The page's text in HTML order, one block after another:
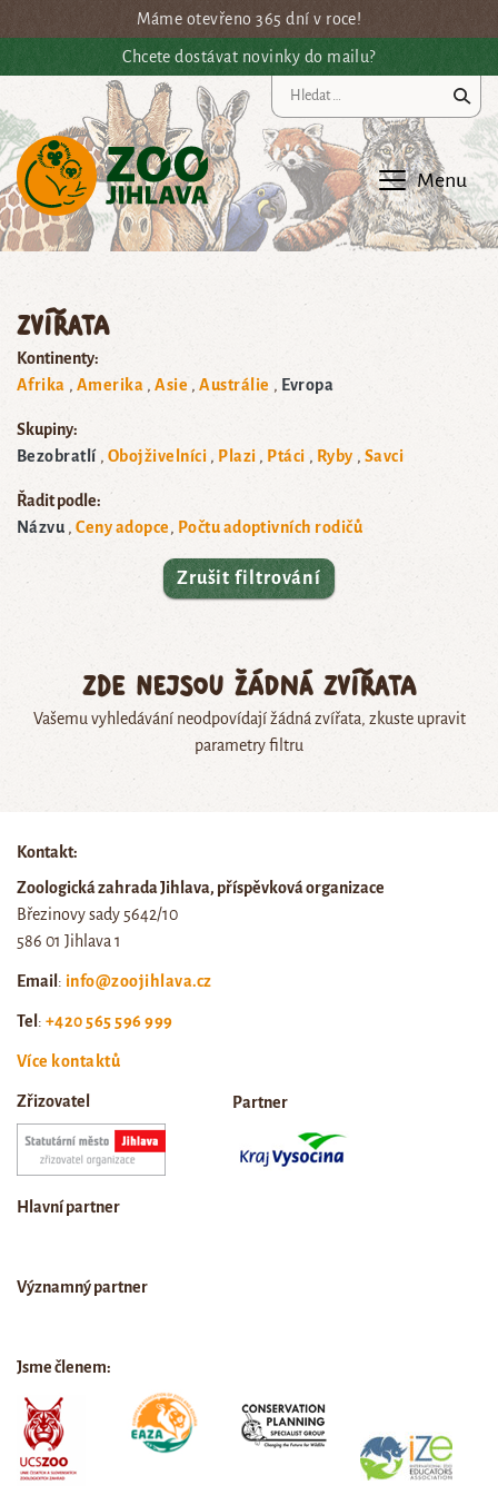
Přejít na hlavní obsahMáme otevřeno 365 dní v roce!
Chcete dostávat novinky do mailu?
Menu
Zvířata
Kontinenty:
Afrika
Amerika Asie Austrálie Evropa
Skupiny:
Bezobratlí
Obojživelníci Plazi Ptáci Ryby Savci
Řadit podle:
Názvu
Ceny adopce Počtu adoptivních rodičů
Zrušit filtrování
Zde nejsou žádná zvířata
Vašemu vyhledávání neodpovídají žádná zvířata, zkuste upravit
parametry filtru
Kontakt:
Zoologická zahrada Jihlava, příspěvková organizace
Březinovy sady 5642/10
586 01 Jihlava 1
Email : info@zoojihlava.cz
Tel : +420 565 596 999
Více kontaktů
Zřizovatel Partner
Hlavní partner
Významný partner
Jsme členem: